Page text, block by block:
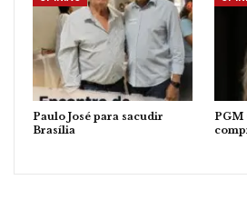
Paulo José para sacudir
Brasília
PGM